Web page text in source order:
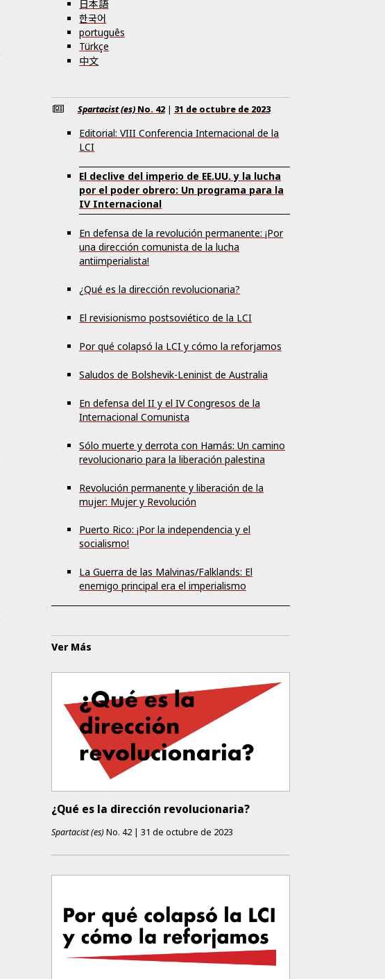
日本語
한국어
português
Türkçe
中文
Spartacist (es)No. 42 | 31 de octubre de 2023
Editorial: VIII Conferencia Internacional de la
LCI
El declive del imperio de EE.UU. y la lucha
por el poder obrero: Un programa para la
IV Internacional
En defensa de la revolución permanente: ¡Por
una dirección comunista de la lucha
antiimperialista!
¿Qué es la dirección revolucionaria?
El revisionismo postsoviético de la LCI
Por qué colapsó la LCI y cómo la reforjamos
Saludos de Bolshevik-Leninist de Australia
En defensa del II y el IV Congresos de la
Internacional Comunista
Sólo muerte y derrota con Hamás: Un camino
revolucionario para la liberación palestina
Revolución permanente y liberación de la
mujer: Mujer y Revolución
Puerto Rico: ¡Por la independencia y el
socialismo!
La Guerra de las Malvinas/Falklands: El
enemigo principal era el imperialismo
Ver Más
¿Qué es la dirección revolucionaria?
Spartacist (es) No. 42 | 31 de octubre de 2023